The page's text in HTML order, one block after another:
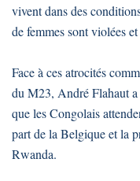
vivent dans des
de femmes sont violées
Face à ces atrocités
du M23, André Flahaut
que les Congolais
part de la Belgique et la
Rwanda.